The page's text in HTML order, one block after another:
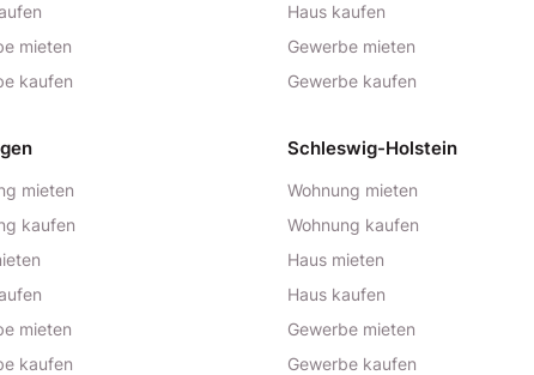
mieten
kaufen
Haus kaufen
Gewerbe mieten
Gewerbe kaufen
mieten
kaufen
mieten
kaufen
Schleswig-Holstein
Wohnung mieten
Wohnung kaufen
Haus mieten
Haus kaufen
Gewerbe mieten
Gewerbe kaufen